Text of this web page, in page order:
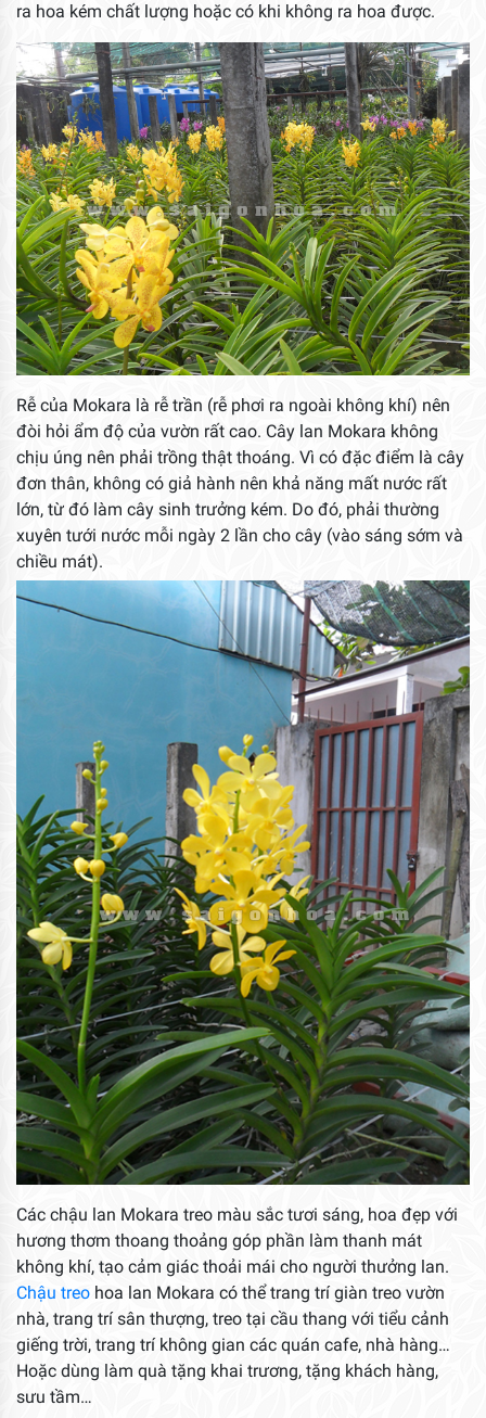
ra hoa kém chất lượng hoặc có khi không ra hoa được.
Rễ của Mokara là rễ trần (rễ phơi ra ngoài không khí) nên
đòi hỏi ẩm độ của vườn rất cao. Cây lan Mokara không
chịu úng nên phải trồng thật thoáng. Vì có đặc điểm là cây
đơn thân, không có giả hành nên khả năng mất nước rất
lớn, từ đó làm cây sinh trưởng kém. Do đó, phải thường
xuyên tưới nước mỗi ngày 2 lần cho cây (vào sáng sớm và
chiều mát).
Các chậu lan Mokara treo màu sắc tươi sáng, hoa đẹp với
hương thơm thoang thoảng góp phần làm thanh mát
không khí, tạo cảm giác thoải mái cho người thưởng lan.
Chậu treo hoa lan Mokara có thể trang trí giàn treo vườn
nhà, trang trí sân thượng, treo tại cầu thang với tiểu cảnh
giếng trời, trang trí không gian các quán cafe, nhà hàng…
Hoặc dùng làm quà tặng khai trương, tặng khách hàng,
sưu tầm…